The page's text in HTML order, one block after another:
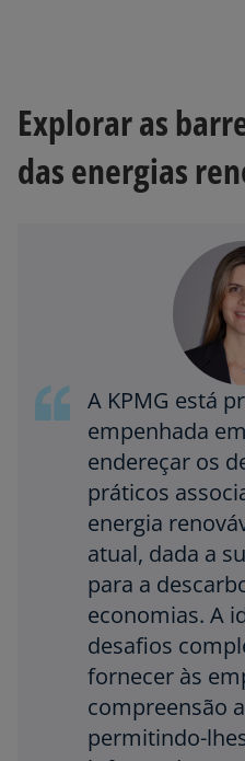
Explorar as
das energias
A KPMG está
empenhada
endereçar os
práticos
energia
atual, dada a
para a
economias. A
desafios
fornecer às
compreensão
permitindo-